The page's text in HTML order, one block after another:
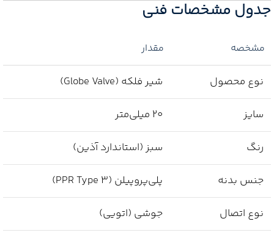
جدول مشخصات فنی
مشخصه مقدار
نوع محصول شیر فلکه (Globe Valve)
سایز 20 میلی‌متر
رنگ سبز (استاندارد آذین)
جنس بدنه پلی‌پروپیلن (PPR Type 3)
نوع اتصال جوشی (اتویی)